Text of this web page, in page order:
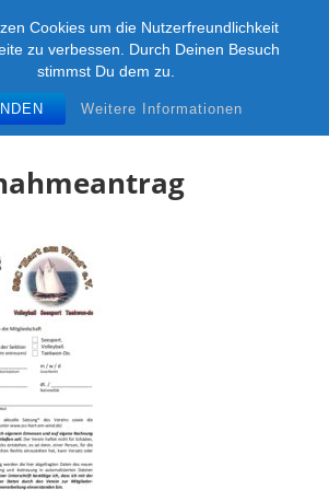
Cookies um die Nutzerfreundlichkeit
zu verbessen. Durch Deinen Besuch
stimmst Du dem zu.
Weitere Informationen
DRESDEN
Do in Dresden im SSC